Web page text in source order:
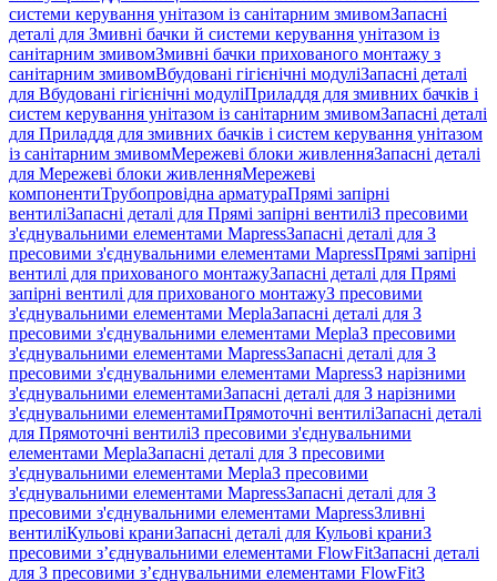
системи керування унітазом із санітарним змивомЗапасні
деталі для Змивні бачки й системи керування унітазом із
санітарним змивомЗмивні бачки прихованого монтажу з
санітарним змивомВбудовані гігієнічні модуліЗапасні деталі
для Вбудовані гігієнічні модуліПриладдя для змивних бачків і
систем керування унітазом із санітарним змивомЗапасні деталі
для Приладдя для змивних бачків і систем керування унітазом
із санітарним змивомМережеві блоки живленняЗапасні деталі
для Мережеві блоки живленняМережеві
компонентиТрубопровідна арматураПрямі запірні
вентиліЗапасні деталі для Прямі запірні вентиліЗ пресовими
з'єднувальними елементами MapressЗапасні деталі для З
пресовими з'єднувальними елементами MapressПрямі запірні
вентилі для прихованого монтажуЗапасні деталі для Прямі
запірні вентилі для прихованого монтажуЗ пресовими
з'єднувальними елементами MeplaЗапасні деталі для З
пресовими з'єднувальними елементами MeplaЗ пресовими
з'єднувальними елементами MapressЗапасні деталі для З
пресовими з'єднувальними елементами MapressЗ нарізними
з'єднувальними елементамиЗапасні деталі для З нарізними
з'єднувальними елементамиПрямоточні вентиліЗапасні деталі
для Прямоточні вентиліЗ пресовими з'єднувальними
елементами MeplaЗапасні деталі для З пресовими
з'єднувальними елементами MeplaЗ пресовими
з'єднувальними елементами MapressЗапасні деталі для З
пресовими з'єднувальними елементами MapressЗливні
вентиліКульові краниЗапасні деталі для Кульові краниЗ
пресовими з’єднувальними елементами FlowFitЗапасні деталі
для З пресовими з’єднувальними елементами FlowFitЗ